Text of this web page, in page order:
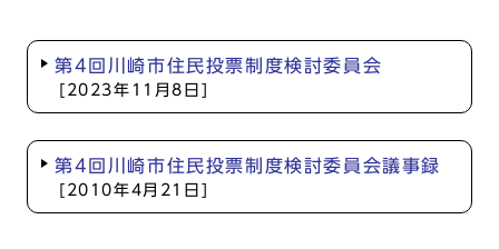
第4回川崎市住民投票制度検討委員会
[2023年11月8日]
第4回川崎市住民投票制度検討委員会議事録
[2010年4月21日]